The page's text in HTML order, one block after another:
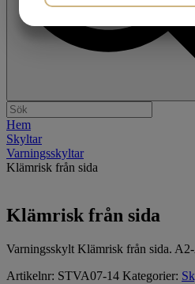
Hem
Skyltar
Varningsskyltar
Klämrisk från sida
Klämrisk från sida
Varningsskylt Klämrisk från sida.
Artikelnr: STVA07-14 Kategorier:
MARKNADSFÖRING